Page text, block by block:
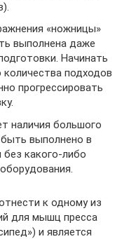
«ножницы»
выполнена даже
Начинать
подходов
прогрессировать
наличия большого
выполнено в
без какого-либо
к одному из
для мышц пресса
и является